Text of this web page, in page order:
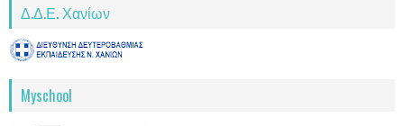
Δ.Δ.Ε. Χανίων
Myschool